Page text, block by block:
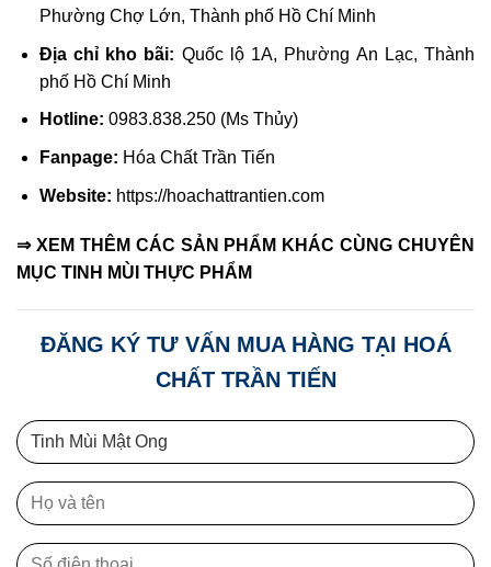
Phường Chợ Lớn, Thành phố Hồ Chí Minh
Địa chỉ kho bãi: Quốc lộ 1A, Phường An Lạc, Thành
phố Hồ Chí Minh
Hotline: 0983.838.250 (Ms Thủy)
Fanpage: Hóa Chất Trần Tiến
Website: https://hoachattrantien.com
⇒ XEM THÊM CÁC SẢN PHẨM KHÁC CÙNG CHUYÊN
MỤC TINH MÙI THỰC PHẨM
ĐĂNG KÝ TƯ VẤN MUA HÀNG TẠI HOÁ
CHẤT TRẦN TIẾN